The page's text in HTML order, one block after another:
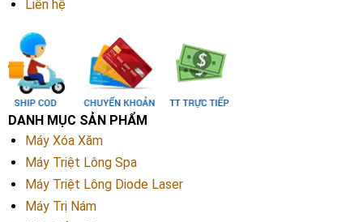
Liên hệ
DANH MỤC SẢN PHẨM
Máy Xóa Xăm
Máy Triệt Lông Spa
Máy Triệt Lông Diode Laser
Máy Trị Nám